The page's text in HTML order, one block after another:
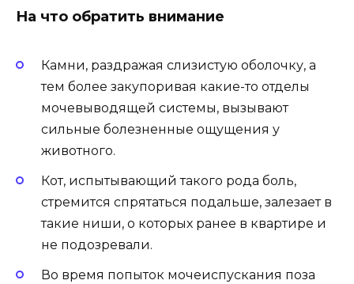
На что обратить внимание
Камни, раздражая слизистую оболочку, а
тем более закупоривая какие-то отделы
мочевыводящей системы, вызывают
сильные болезненные ощущения у
животного.
Кот, испытывающий такого рода боль,
стремится спрятаться подальше, залезает в
такие ниши, о которых ранее в квартире и
не подозревали.
Во время попыток мочеиспускания поза